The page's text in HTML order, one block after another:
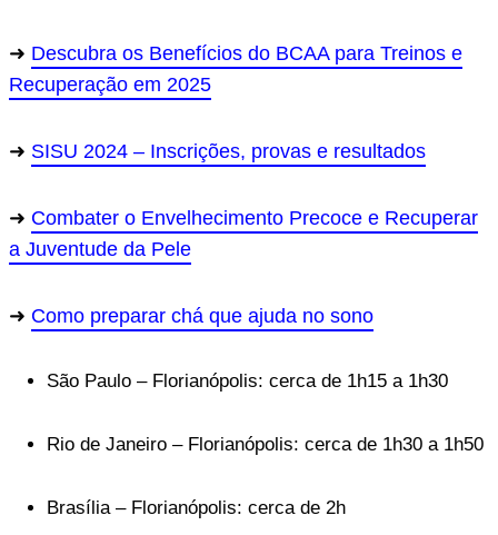
Descubra os Benefícios do BCAA para Treinos e
Recuperação em 2025
SISU 2024 – Inscrições, provas e resultados
Combater o Envelhecimento Precoce e Recuperar
a Juventude da Pele
Como preparar chá que ajuda no sono
São Paulo – Florianópolis: cerca de 1h15 a 1h30
Rio de Janeiro – Florianópolis: cerca de 1h30 a 1h50
Brasília – Florianópolis: cerca de 2h